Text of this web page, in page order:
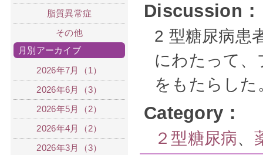
Discussion：
2 型糖尿病患
にわたって
をもたらした
Category：
２型糖尿病、
脂質異常症
その他
月別アーカイブ
2026年7月（1）
2026年6月（3）
2026年5月（2）
2026年4月（2）
2026年3月（3）